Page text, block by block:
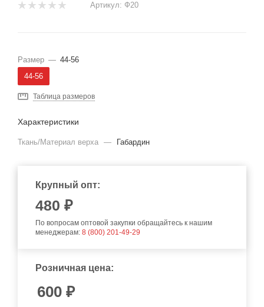
Артикул: Ф20
Размер — 44-56
44-56
Таблица размеров
Характеристики
Ткань/Материал верха — Габардин
Крупный опт:
480 ₽
По вопросам оптовой закупки обращайтесь к нашим
менеджерам: 8 (800) 201-49-29
Розничная цена:
600 ₽